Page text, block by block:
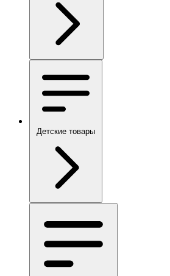
Детские товары